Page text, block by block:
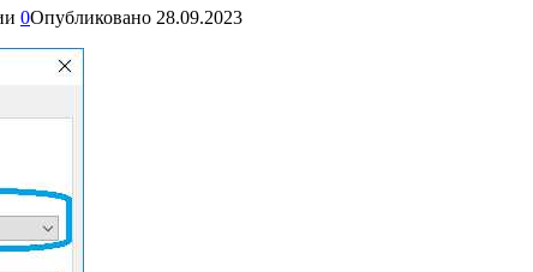
0Опубликовано 28.09.2023